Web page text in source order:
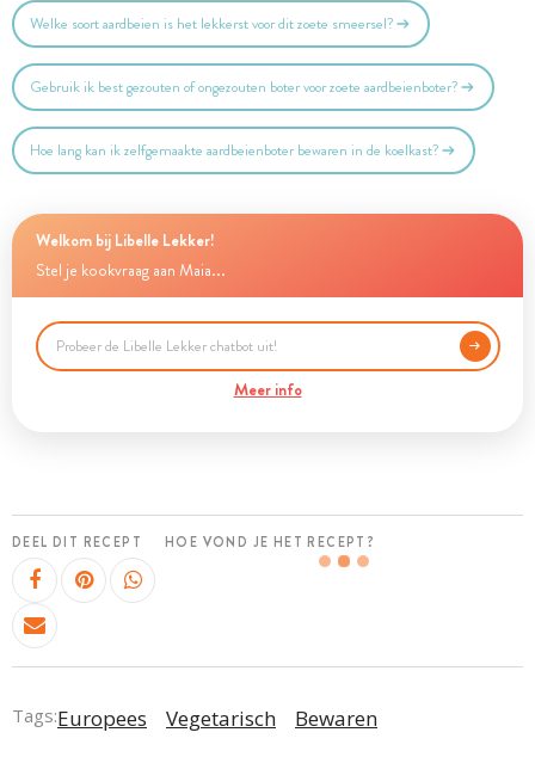
Welke soort aardbeien is het lekkerst voor dit zoete smeersel?
Gebruik ik best gezouten of ongezouten boter voor zoete aardbeienboter?
Hoe lang kan ik zelfgemaakte aardbeienboter bewaren in de koelkast?
Welkom bij Libelle Lekker!
Stel je kookvraag aan Maia...
Meer info
DEEL DIT RECEPT HOE VOND JE HET RECEPT?
Tags:Europees Vegetarisch Bewaren